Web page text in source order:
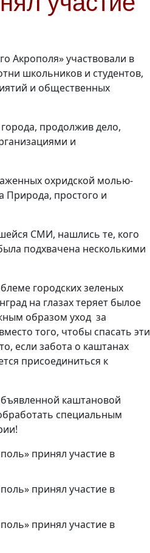
Акрополя» участвовали в
школьников и студентов,
и общественных
продолжив дело,
и
охридской молью-
Природа, простого и
СМИ, нашлись те, кого
подхвачена несколькими
городских зеленых
на глазах теряет былое
образом уход за
того, чтобы спасать эти
если забота о каштанах
присоединиться к
каштановой
специальным